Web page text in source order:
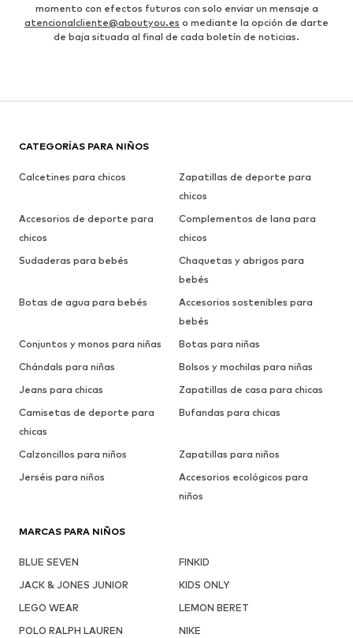
momento con efectos futuros con solo enviar un mensaje a
atencionalcliente@aboutyou.es o mediante la opción de darte
de baja situada al final de cada boletín de noticias.
CATEGORÍAS PARA NIÑOS
Calcetines para chicos
Zapatillas de deporte para
chicos
Accesorios de deporte para
chicos
Complementos de lana para
chicos
Sudaderas para bebés
Chaquetas y abrigos para
bebés
Botas de agua para bebés
Accesorios sostenibles para
bebés
Conjuntos y monos para niñas
Botas para niñas
Chándals para niñas
Bolsos y mochilas para niñas
Jeans para chicas
Zapatillas de casa para chicas
Camisetas de deporte para
chicas
Bufandas para chicas
Calzoncillos para niños
Zapatillas para niños
Jerséis para niños
Accesorios ecológicos para
niños
MARCAS PARA NIÑOS
BLUE SEVEN
FINKID
JACK & JONES JUNIOR
KIDS ONLY
LEGO WEAR
LEMON BERET
POLO RALPH LAUREN
NIKE